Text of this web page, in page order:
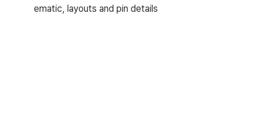
ematic, layouts and pin details